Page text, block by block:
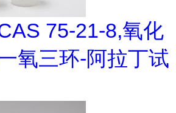
75-21-8,氧化
氧三环-阿拉丁试